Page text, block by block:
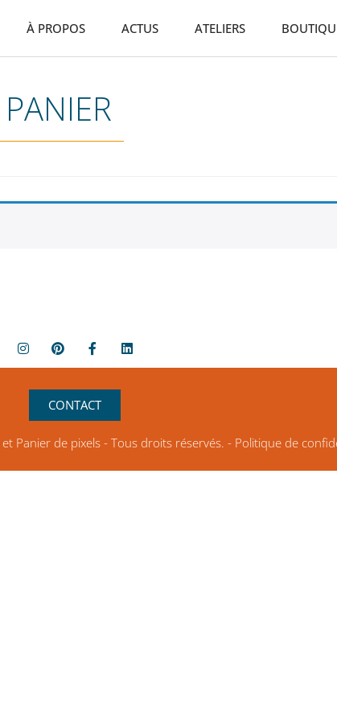
À PROPOS ACTUS ATELIERS
PANIER
CONTACT
et Panier de pixels - Tous droits réservés. - Politique de